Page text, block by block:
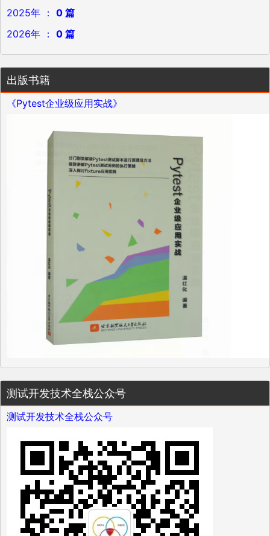
2025年 ： 0 篇
2026年 ： 0 篇
出版书籍
《Pytest企业级应用实战》
测试开发技术全栈公众号
测试开发技术全栈公众号